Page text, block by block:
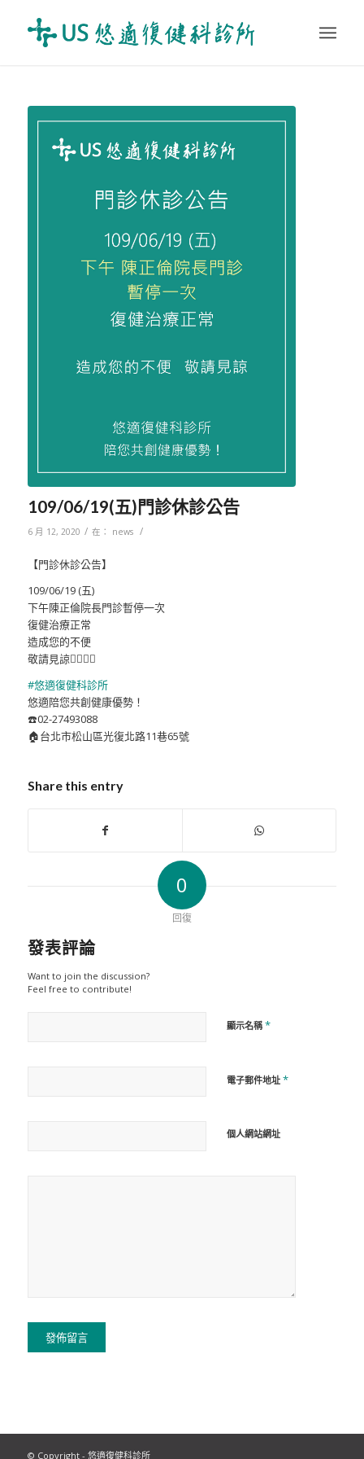
109/06/19(五)門診休診公告
6 月 12, 2020 / 在： news /
【門診休診公告】
109/06/19 (五)
下午陳正倫院長門診暫停一次
復健治療正常
造成您的不便
敬請見諒🙇‍♂️🙇‍♀️
#悠適復健科診所
悠適陪您共創健康優勢！
☎️02-27493088
🏠台北市松山區光復北路11巷65號
Share this entry
0
回復
發表評論
Want to join the discussion?
Feel free to contribute!
顯示名稱 *
電子郵件地址 *
個人網站網址
© Copyright - 悠適復健科診所